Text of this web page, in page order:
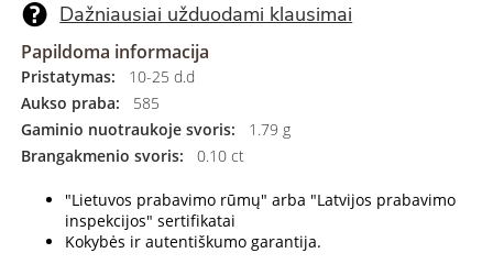
Dažniausiai užduodami klausimai
Papildoma informacija
Pristatymas:
10-25 d.d
Aukso praba:
585
Gaminio nuotraukoje svoris:
1.79 g
Brangakmenio svoris:
0.10 ct
"Lietuvos prabavimo rūmų" arba "Latvijos prabavimo
inspekcijos" sertifikatai
Kokybės ir autentiškumo garantija.